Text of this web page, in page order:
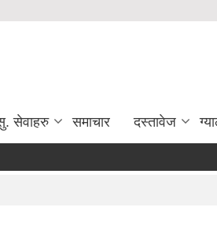
सेवाहरु समाचार दस्तावेज